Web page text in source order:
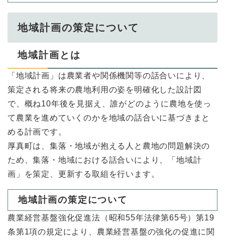
地域計画の策定について
地域計画とは
「地域計画」は農業者や関係機関等の話合いにより、
策定される将来の農地利用の姿を明確化した設計図
で、概ね10年後を見据え、誰がどのように農地を使っ
て農業を進めていくのかを地域の話合いに基づきまと
める計画です。
厚真町は、集落・地域が抱える人と農地の問題解決の
ため、集落・地域における話合いにより、「地域計
画」を策定、更新する取組を行います。
地域計画の策定について
農業経営基盤強化促進法（昭和55年法律第65号）第19
条第1項の規定により、農業経営基盤の強化の促進に関